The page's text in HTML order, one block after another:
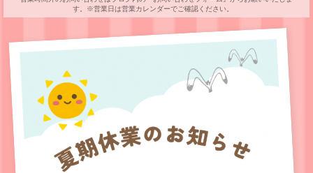
す。※営業日は営業カレンダーでご確認ください。